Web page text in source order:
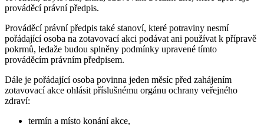
prováděcí právní předpis.
Prováděcí právní předpis také stanoví, které potraviny nesmí
pořádající osoba na zotavovací akci podávat ani používat k přípravě
pokrmů, ledaže budou splněny podmínky upravené tímto
prováděcím právním předpisem.
Dále je pořádající osoba povinna jeden měsíc před zahájením
zotavovací akce ohlásit příslušnému orgánu ochrany veřejného
zdraví:
termín a místo konání akce,